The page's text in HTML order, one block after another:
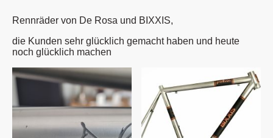
Rennräder von De Rosa und BIXXIS,
die Kunden sehr glücklich gemacht haben und heute
noch glücklich machen